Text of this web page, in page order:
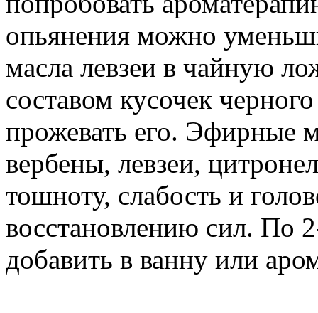
опьянения можно
масла левзеи в чайную
составом кусочек
прожевать его. Эфирные
вербены, левзеи,
тошноту, слабость и
восстановлению сил. По
добавить в ванну или